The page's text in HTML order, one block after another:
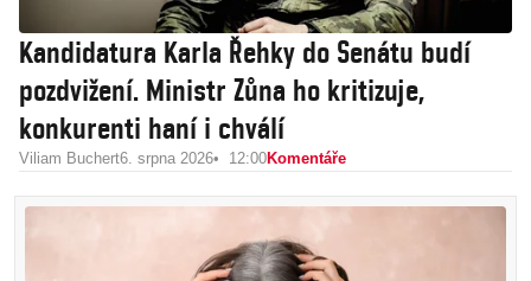
Kandidatura Karla Řehky do Senátu budí
pozdvižení. Ministr Zůna ho kritizuje,
konkurenti haní i chválí
Viliam Buchert6. srpna 2026 12:00Komentáře